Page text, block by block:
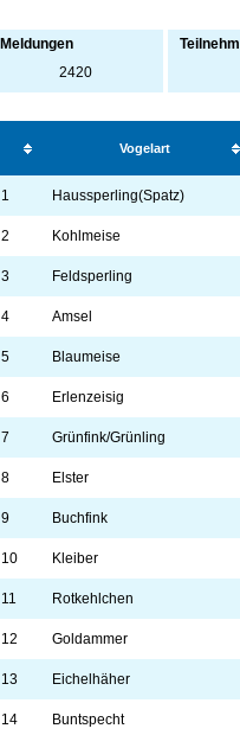
Meldungen
2420
Vogelart
1 Haussperling(Spatz)
2 Kohlmeise
3 Feldsperling
4 Amsel
5 Blaumeise
6 Erlenzeisig
7 Grünfink/Grünling
8 Elster
9 Buchfink
10 Kleiber
11 Rotkehlchen
12 Goldammer
13 Eichelhäher
14 Buntspecht